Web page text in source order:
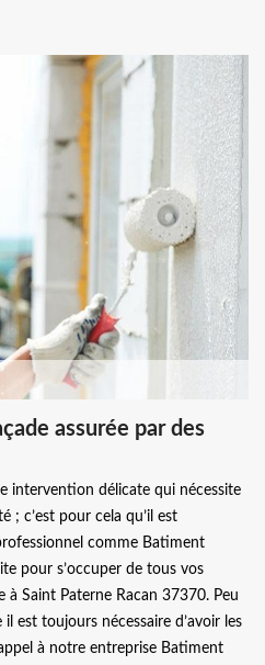
assurée par des
intervention délicate qui nécessite
; c’est pour cela qu’il est
comme Batiment
pour s’occuper de tous vos
Saint Paterne Racan 37370. Peu
est toujours nécessaire d’avoir les
à notre entreprise Batiment